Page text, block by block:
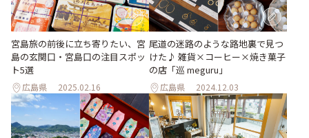
宮島旅の前後に立ち寄りたい、宮
島の玄関口・宮島口の注目スポッ
ト5選
広島県 2025.02.16
尾道の迷路のような路地裏で見つ
けた♪ 雑貨×コーヒー×焼き菓子
の店「巡 meguru」
広島県 2024.12.03